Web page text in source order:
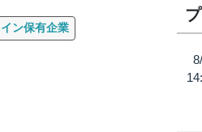
ン保有企業